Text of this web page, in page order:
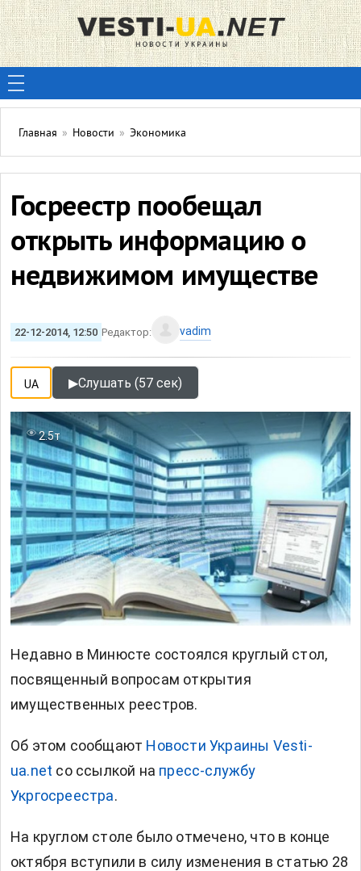
Главная » Новости » Экономика
Госреестр пообещал
открыть информацию о
недвижимом имуществе
22-12-2014, 12:50 Редактор: vadim
UA ▶Слушать (57 сек)
2.5т
Недавно в Минюсте состоялся круглый стол,
посвященный вопросам открытия
имущественных реестров.
Об этом сообщают Новости Украины Vesti-
ua.net со ссылкой на пресс-службу
Укргосреестра.
На круглом столе было отмечено, что в конце
октября вступили в силу изменения в статью 28